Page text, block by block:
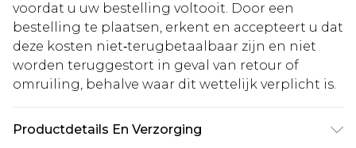
voordat u uw bestelling voltooit. Door een
bestelling te plaatsen, erkent en accepteert u dat
deze kosten niet‑terugbetaalbaar zijn en niet
worden teruggestort in geval van retour of
omruiling, behalve waar dit wettelijk verplicht is.
Productdetails En Verzorging